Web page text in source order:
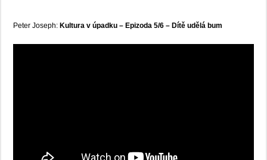
Peter Joseph:Kultura v úpadku – Epizoda 5/6 – Dítě udělá bum